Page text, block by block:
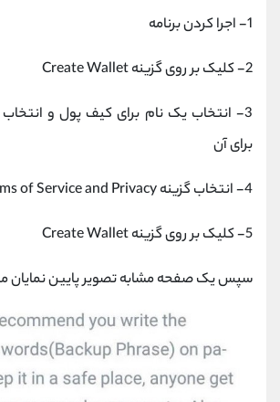
1- اجرا کردن برنامه
2- کلیک بر روی گزینه Create Wallet
3- انتخاب یک نام برای کیف پول و
برای آن
4- انتخاب گزینه Agree on Terms of Service and Privacy
5- کلیک بر روی گزینه Create Wallet
سپس یک صفحه مشابه تصویر پایین نمایان